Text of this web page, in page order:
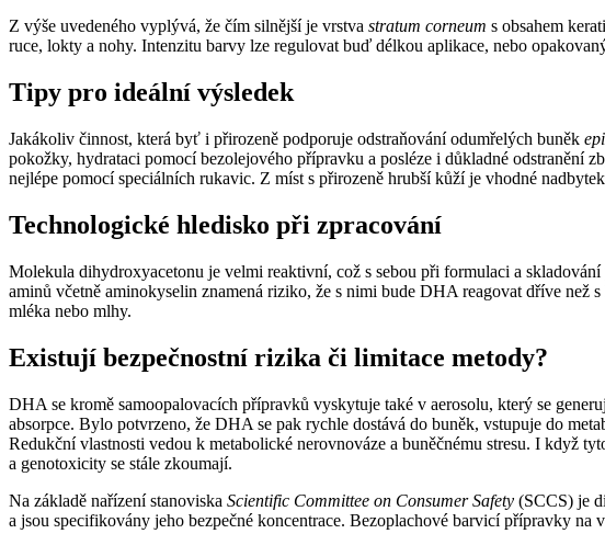
Z výše uvedeného vyplývá, že čím silnější je vrstva stratum corneum s obsahem
ruce, lokty a nohy. Intenzitu barvy lze regulovat buď délkou aplikace, nebo
Tipy pro ideální výsledek
Jakákoliv činnost, která byť i přirozeně podporuje odstraňování odumřelých buněk
pokožky, hydrataci pomocí bezolejového přípravku a posléze i důkladné odstranění
nejlépe pomocí speciálních rukavic. Z míst s přirozeně hrubší kůží je vhodné
Technologické hledisko při zpracování
Molekula dihydroxyacetonu je velmi reaktivní, což s sebou při formulaci a
aminů včetně aminokyselin znamená riziko, že s nimi bude DHA reagovat dříve
mléka nebo mlhy.
Existují bezpečnostní rizika či limitace metody?
DHA se kromě samoopalovacích přípravků vyskytuje také v aerosolu, který se
absorpce. Bylo potvrzeno, že DHA se pak rychle dostává do buněk, vstupuje do
Redukční vlastnosti vedou k metabolické nerovnováze a buněčnému stresu. I když
a genotoxicity se stále zkoumají.
Na základě nařízení stanoviska Scientific Committee on Consumer Safety (SCCS) je
a jsou specifikovány jeho bezpečné koncentrace. Bezoplachové barvicí přípravky